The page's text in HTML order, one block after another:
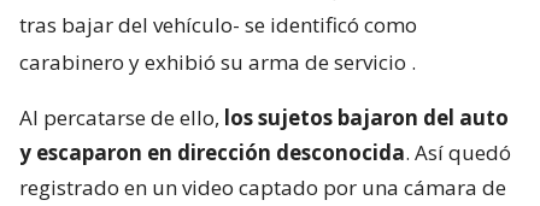
tras bajar del vehículo- se identificó como
carabinero y exhibió su arma de servicio .
Al percatarse de ello, los sujetos bajaron del auto
y escaparon en dirección desconocida. Así quedó
registrado en un video captado por una cámara de